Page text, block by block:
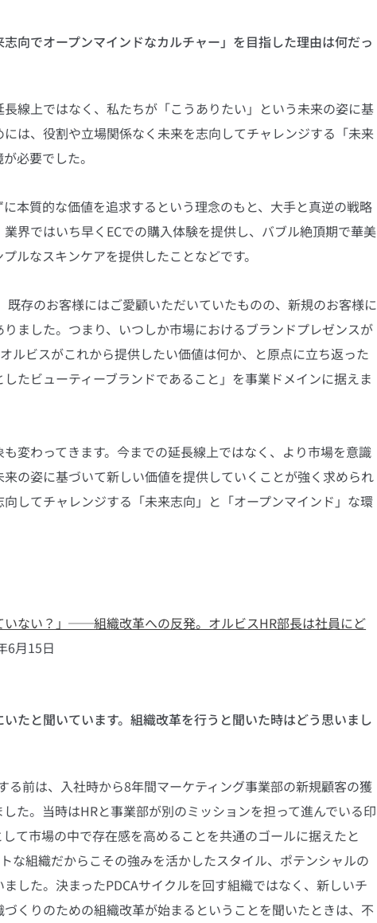
向でオープンマインドなカルチャー」を目指した理由は何だっ
線上ではなく、私たちが「こうありたい」という未来の姿に基
は、役割や立場関係なく未来を志向してチャレンジする「未来
必要でした。
本質的な価値を追求するという理念のもと、大手と真逆の戦略
界ではいち早くECでの購入体験を提供し、バブル絶頂期で華美
ルなスキンケアを提供したことなどです。
既存のお客様にはご愛顧いただいていたものの、新規のお客様に
ました。つまり、いつしか市場におけるブランドプレゼンスが
ルビスがこれから提供したい価値は何か、と原点に立ち返った
たビューティーブランドであること」を事業ドメインに据えま
変わってきます。今までの延長線上ではなく、より市場を意識
の姿に基づいて新しい価値を提供していくことが強く求められ
してチャレンジする「未来志向」と「オープンマインド」な環
いない？」──組織改革への反発。オルビスHR部長は社員にど
6月15日
たと聞いています。組織改革を行うと聞いた時はどう思いまし
る前は、入社時から8年間マーケティング事業部の新規顧客の獲
た。当時はHRと事業部が別のミッションを担って進んでいる印
て市場の中で存在感を高めることを共通のゴールに据えたと
な組織だからこその強みを活かしたスタイル、ポテンシャルの
した。決まったPDCAサイクルを回す組織ではなく、新しいチ
くりのための組織改革が始まるということを聞いたときは、不